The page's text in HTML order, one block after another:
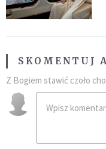
SKOMENTUJ
Z Bogiem stawić czoło